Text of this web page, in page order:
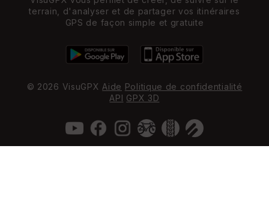
terrain, d'analyser et de partager vos itinéraires
GPS de façon simple et gratuite
© 2026 VisuGPX Aide Politique de confidentialité
API GPX 3D